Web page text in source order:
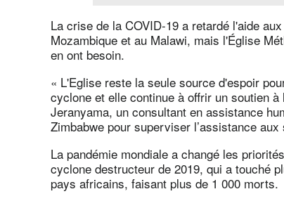
La crise de la COVID-19 a retardé l'aide
Mozambique et au Malawi, mais l'Église
en ont besoin.
« L'Eglise reste la seule source d'espoir
cyclone et elle continue à offrir un soutien
Jeranyama, un consultant en assistance
Zimbabwe pour superviser l’assistance
La pandémie mondiale a changé les
cyclone destructeur de 2019, qui a touché
pays africains, faisant plus de 1 000 morts.